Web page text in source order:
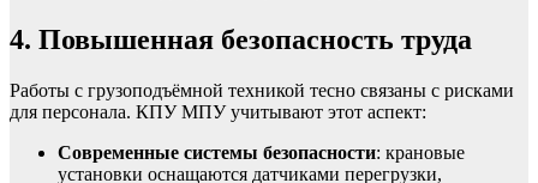
4. Повышенная безопасность труда
Работы с грузоподъёмной техникой тесно связаны с рисками
для персонала. КПУ МПУ учитывают этот аспект:
Современные системы безопасности: крановые
установки оснащаются датчиками перегрузки,